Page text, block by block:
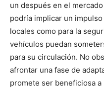
un después en el
podría implicar un
locales como para la
vehículos puedan
para su circulación. No
afrontar una fase de
promete ser beneficiosa